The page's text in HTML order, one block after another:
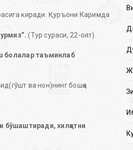
киради. Қуръони Каримда
(Тур сураси, 22-оят).
болалар таъминлаб
ва нон)нинг бошқа
бўшаштиради, хилқатни